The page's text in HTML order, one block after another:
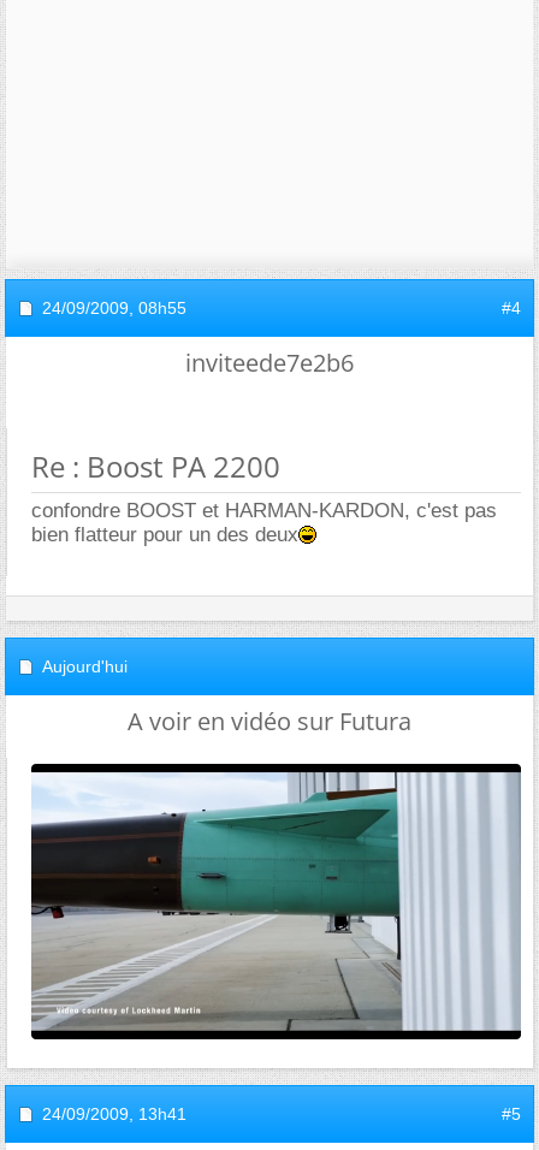
24/09/2009, 08h55 #4
inviteede7e2b6
Re : Boost PA 2200
confondre BOOST et HARMAN-KARDON, c'est pas
bien flatteur pour un des deux
Aujourd'hui
A voir en vidéo sur Futura
24/09/2009, 13h41 #5